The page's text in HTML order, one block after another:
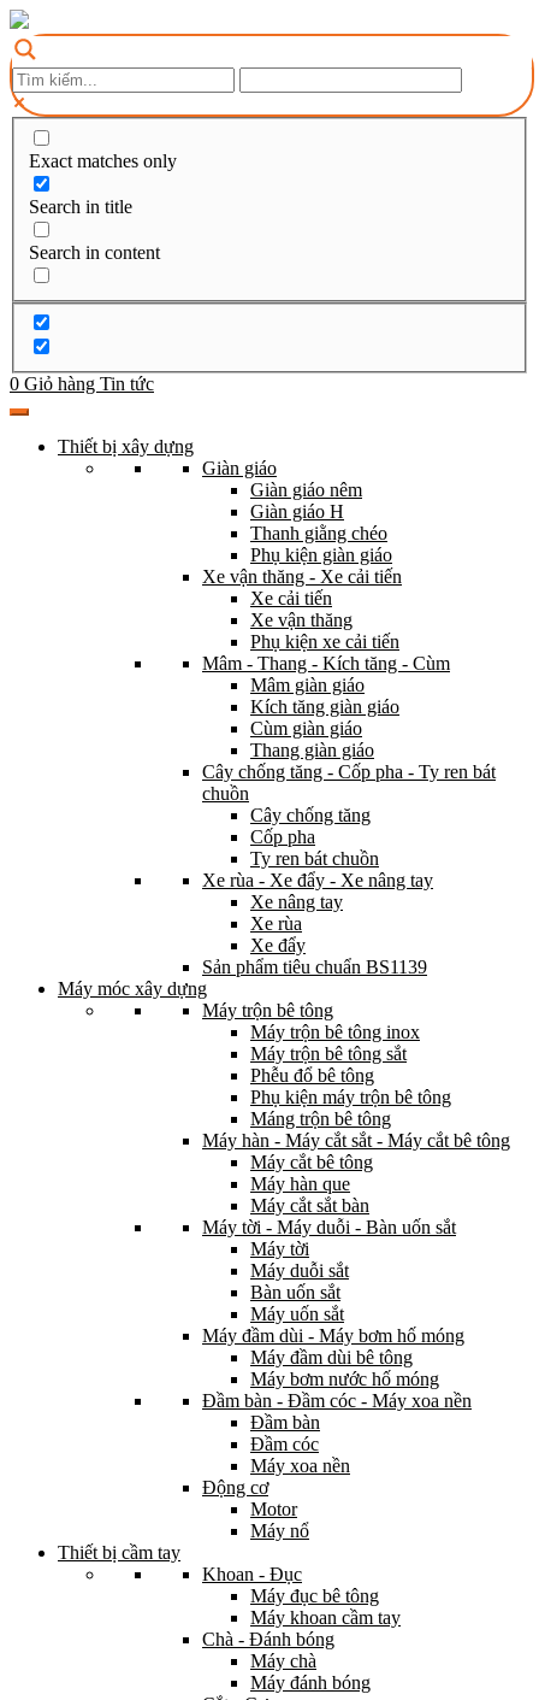
Exact matches only
Search in title
Search in content
0 Giỏ hàng Tin tức
Thiết bị xây dựng
Giàn giáo
Giàn giáo nêm
Giàn giáo H
Thanh giằng chéo
Phụ kiện giàn giáo
Xe vận thăng - Xe cải tiến
Xe cải tiến
Xe vận thăng
Phụ kiện xe cải tiến
Mâm - Thang - Kích tăng - Cùm
Mâm giàn giáo
Kích tăng giàn giáo
Cùm giàn giáo
Thang giàn giáo
Cây chống tăng - Cốp pha - Ty ren bát
chuồn
Cây chống tăng
Cốp pha
Ty ren bát chuồn
Xe rùa - Xe đẩy - Xe nâng tay
Xe nâng tay
Xe rùa
Xe đẩy
Sản phẩm tiêu chuẩn BS1139
Máy móc xây dựng
Máy trộn bê tông
Máy trộn bê tông inox
Máy trộn bê tông sắt
Phễu đổ bê tông
Phụ kiện máy trộn bê tông
Máng trộn bê tông
Máy hàn - Máy cắt sắt - Máy cắt bê tông
Máy cắt bê tông
Máy hàn que
Máy cắt sắt bàn
Máy tời - Máy duỗi - Bàn uốn sắt
Máy tời
Máy duỗi sắt
Bàn uốn sắt
Máy uốn sắt
Máy đầm dùi - Máy bơm hố móng
Máy đầm dùi bê tông
Máy bơm nước hố móng
Đầm bàn - Đầm cóc - Máy xoa nền
Đầm bàn
Đầm cóc
Máy xoa nền
Động cơ
Motor
Máy nổ
Thiết bị cầm tay
Khoan - Đục
Máy đục bê tông
Máy khoan cầm tay
Chà - Đánh bóng
Máy chà
Máy đánh bóng